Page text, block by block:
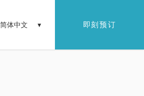
简体中文 即刻预订